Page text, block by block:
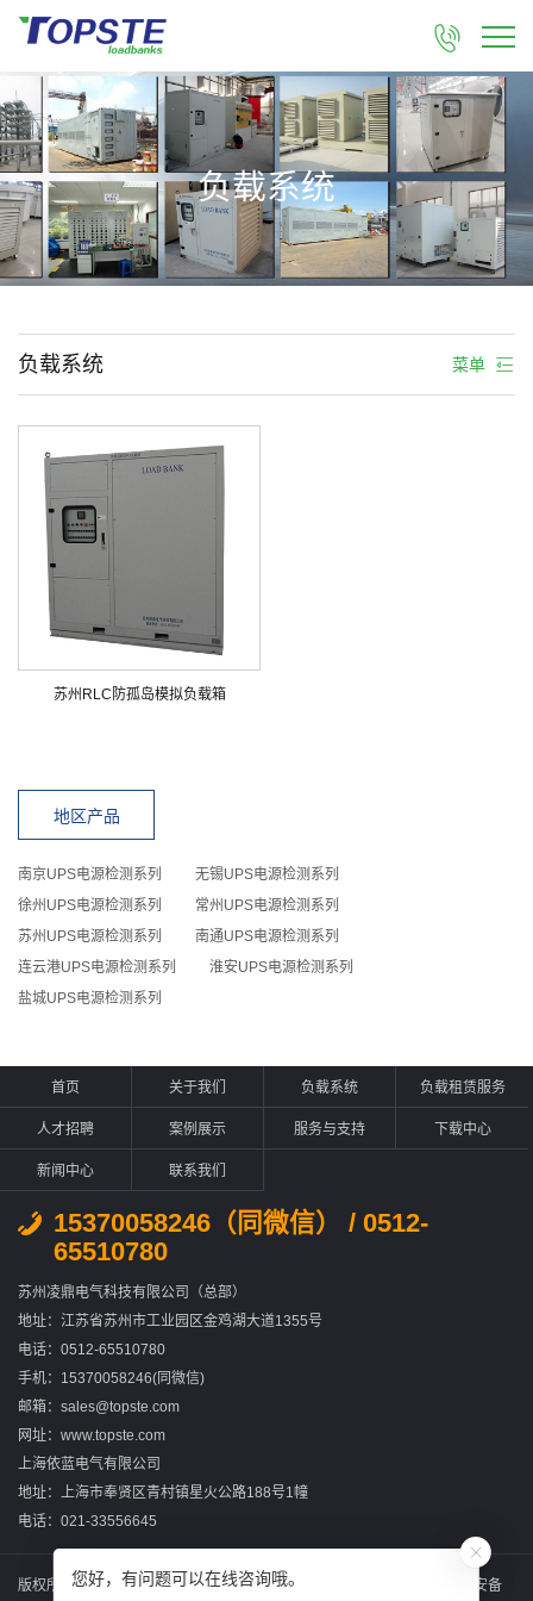

负载系统
菜单
负载系统
苏州RLC防孤岛模拟负载箱
地区产品
南京UPS电源检测系列
无锡UPS电源检测系列
徐州UPS电源检测系列
常州UPS电源检测系列
苏州UPS电源检测系列
南通UPS电源检测系列
连云港UPS电源检测系列
淮安UPS电源检测系列
盐城UPS电源检测系列
首页 关于我们 负载系统 负载租赁服务
人才招聘 案例展示 服务与支持 下载中心
新闻中心 联系我们
15370058246（同微信） / 0512-
65510780
苏州凌鼎电气科技有限公司（总部）
地址：江苏省苏州市工业园区金鸡湖大道1355号
电话：0512-65510780
手机：15370058246(同微信)
邮箱：sales@topste.com
网址：www.topste.com
上海依蓝电气有限公司
地址：上海市奉贤区青村镇星火公路188号1幢
电话：021-33556645
版权所有：苏州凌鼎电气科技有限公司苏ICP备2022031867号-2 苏公网安备
您好，有问题可以在线咨询哦。